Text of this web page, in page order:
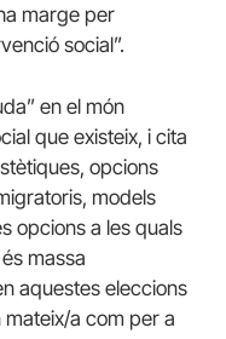
marge per
social”.
en el món
que existeix, i cita
opcions
models
opcions a les quals
massa
aquestes eleccions
a com per a